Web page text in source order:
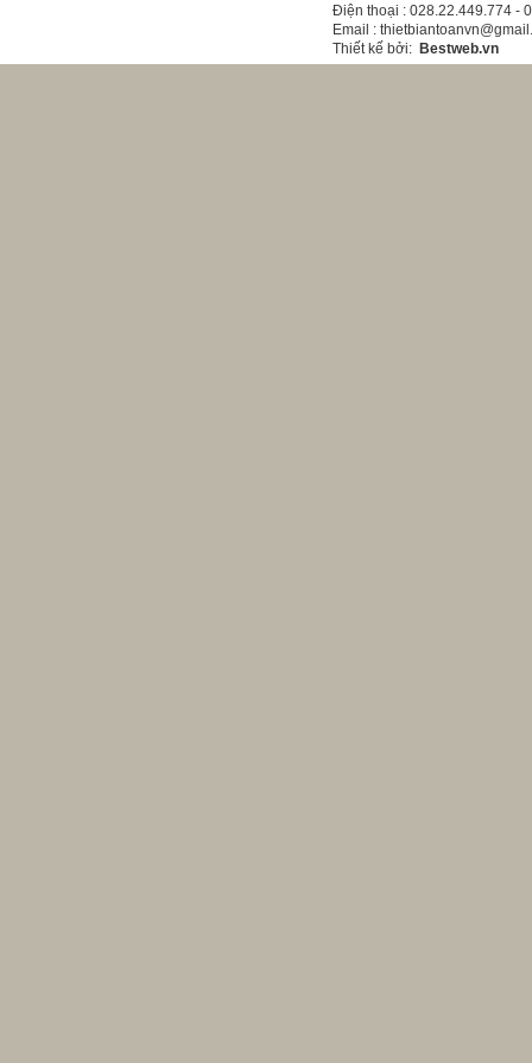
Điện thoại : 028.22.449.774
Email :
Thiết kế bởi: Bestweb.vn